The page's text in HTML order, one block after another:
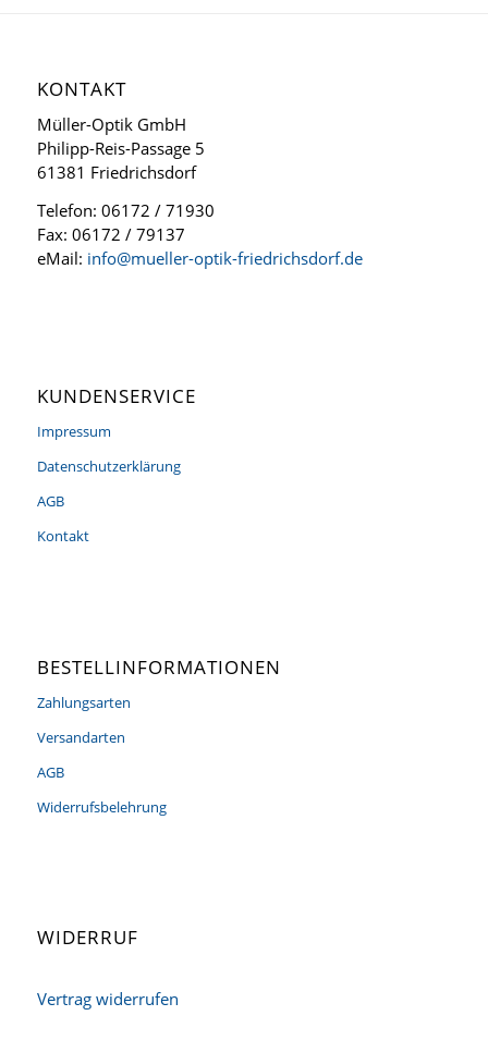
KONTAKT
Müller-Optik GmbH
Philipp-Reis-Passage 5
61381 Friedrichsdorf
Telefon: 06172 / 71930
Fax: 06172 / 79137
eMail: info@mueller-optik-friedrichsdorf.de
KUNDENSERVICE
Impressum
Datenschutzerklärung
AGB
Kontakt
BESTELLINFORMATIONEN
Zahlungsarten
Versandarten
AGB
Widerrufsbelehrung
WIDERRUF
Vertrag widerrufen